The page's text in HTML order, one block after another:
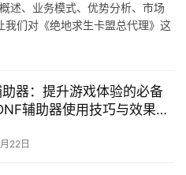
述、业务模式、优势分析、市场
们对《绝地求生卡盟总代理》这
器：提升游戏体验的必备
辅助器使用技巧与效果深
22日